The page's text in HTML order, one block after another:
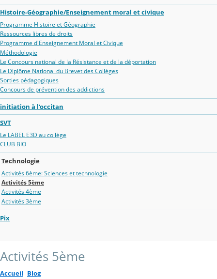
Histoire-Géographie/Enseignement moral et civique
Programme Histoire et Géographie
Ressources libres de droits
Programme d'Enseignement Moral et Civique
Méthodologie
Le Concours national de la Résistance et de la déportation
Le Diplôme National du Brevet des Collèges
Sorties pédagogiques
Concours de prévention des addictions
initiation à l'occitan
SVT
Le LABEL E3D au collège
CLUB BIO
Technologie
Activités 6ème: Sciences et technologie
Activités 5ème
Activités 4ème
Activités 3ème
Pix
Activités 5ème
Accueil Blog